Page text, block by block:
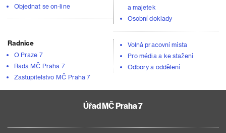
Objednat se on-line
a majetek
Osobní doklady
Radnice
O Praze 7
Rada MČ Praha 7
Zastupitelstvo MČ Praha 7
Volná pracovní místa
Pro média a ke stažení
Odbory a oddělení
Úřad MČ Praha 7